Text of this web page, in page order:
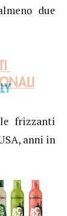
due
frizzanti
anni in